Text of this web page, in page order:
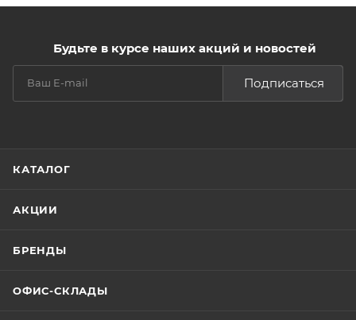
Будьте в курсе наших акций и новостей
Подписаться
КАТАЛОГ
АКЦИИ
БРЕНДЫ
ОФИС-СКЛАДЫ